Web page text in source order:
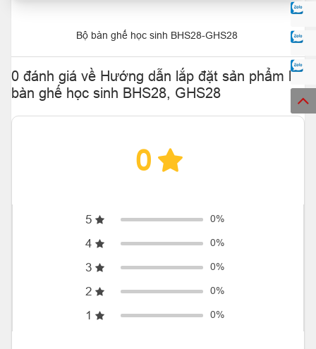
Bộ bàn ghế học sinh BHS28-GHS28
0 đánh giá về Hướng dẫn lắp đặt sản phẩm bộ
bàn ghế học sinh BHS28, GHS28
0
5 0%
4 0%
3 0%
2 0%
1 0%